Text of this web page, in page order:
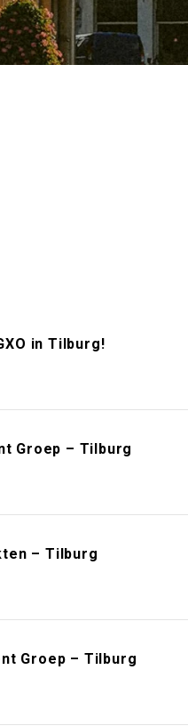
in Tilburg!
Groep – Tilburg
– Tilburg
Groep – Tilburg